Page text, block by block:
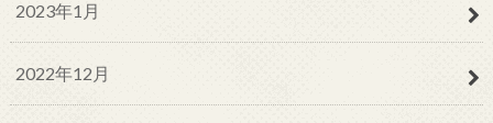
2023年1月
2022年12月